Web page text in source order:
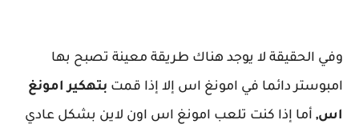
وفي الحقيقة لا يوجد هناك طريقة معينة تصبح بها
امبوستر دائما في امونغ اس إلا إذا قمت بتهكير امونغ
اس, أما إذا كنت تلعب امونغ اس اون لاين بشكل عادي